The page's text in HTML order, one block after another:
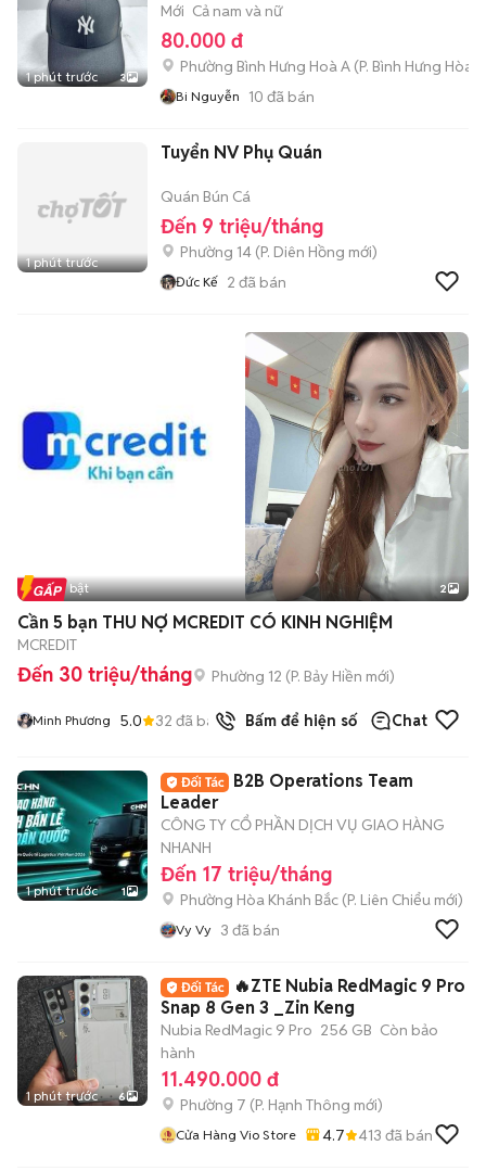
1 phút trước 3
Mới Cả nam và nữ
80.000 đ
Phường Bình Hưng Hoà A (P. Bình Hưng Hòa
Bi Nguyễn 10 đã bán
1 phút trước
Tuyển NV Phụ Quán
Quán Bún Cá
Đến 9 triệu/tháng
Phường 14 (P. Diên Hồng mới)
Đức Kế 2 đã bán
Tin nổi bật 2
Cần 5 bạn THU NỢ MCREDIT CÓ KINH NGHIỆM
MCREDIT
Đến 30 triệu/tháng Phường 12 (P. Bảy Hiền mới)
Minh Phương 5.0 32 đã bán Bấm để hiện số Chat
1 phút trước 1
B2B Operations Team
Leader
CÔNG TY CỔ PHẦN DỊCH VỤ GIAO HÀNG
NHANH
Đến 17 triệu/tháng
Phường Hòa Khánh Bắc (P. Liên Chiểu mới)
Vy Vy 3 đã bán
1 phút trước 6
🔥ZTE Nubia RedMagic 9 Pro
Snap 8 Gen 3 _Zin Keng
Nubia RedMagic 9 Pro 256 GB Còn bảo
hành
11.490.000 đ
Phường 7 (P. Hạnh Thông mới)
Cửa Hàng Vio Store 4.7 413 đã bán